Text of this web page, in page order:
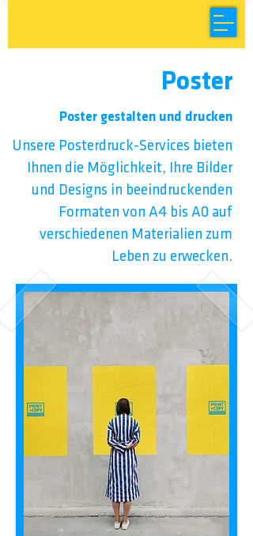
Poster
Poster gestalten und drucken
Unsere Posterdruck-Services bieten
Ihnen die Möglichkeit, Ihre Bilder
und Designs in beeindruckenden
Formaten von A4 bis A0 auf
verschiedenen Materialien zum
Leben zu erwecken.